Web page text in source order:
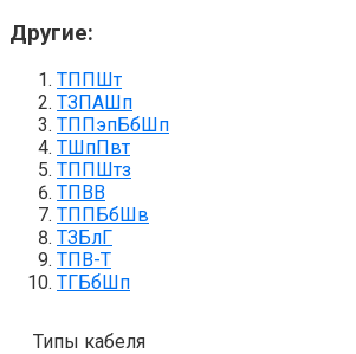
Другие:
ТППШт
ТЗПАШп
ТППэпБбШп
ТШпПвт
ТППШтз
ТПВВ
ТППБбШв
ТЗБлГ
ТПВ-Т
ТГБбШп
Типы кабеля